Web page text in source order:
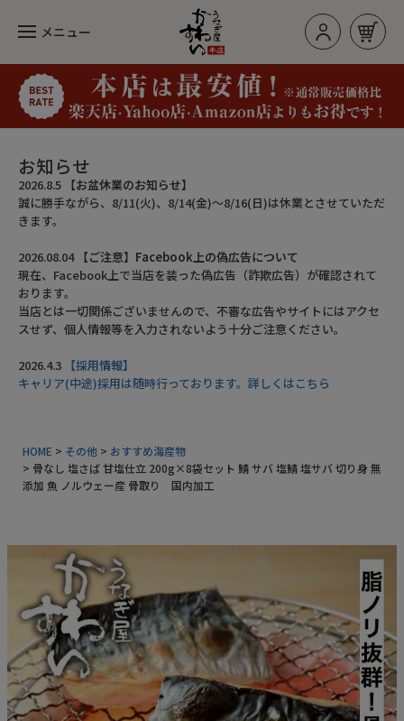
メニュー
お知らせ
2026.8.5 【お盆休業のお知らせ】
誠に勝手ながら、8/11(火)、8/14(金)～8/16(日)は休業とさせていただ
きます。
2026.08.04 【ご注意】Facebook上の偽広告について
現在、Facebook上で当店を装った偽広告（詐欺広告）が確認されて
おります。
当店とは一切関係ございませんので、不審な広告やサイトにはアクセ
スせず、個人情報等を入力されないよう十分ご注意ください。
2026.4.3 【採用情報】
キャリア(中途)採用は随時行っております。詳しくはこちら
HOME その他
おすすめ海産物
骨なし 塩さば 甘塩仕立 200g×8袋セット 鯖 サバ 塩鯖 塩サバ 切り身 無
添加 魚 ノルウェー産 骨取り 国内加工
ログイン/新規登録 お買い物カゴ
カテゴリー
人気のセット
長焼き
きざみうなぎ
ギフトセット
タレ・山椒
業務用商品
特典付きカタログ請求
ふるさと納税
地元和歌山の逸品